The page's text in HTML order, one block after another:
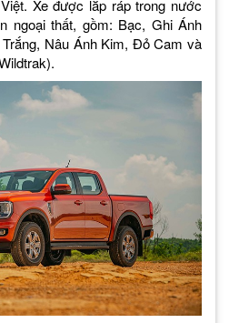
Xe được lắp ráp trong nước
ngoại thất, gồm: Bạc, Ghi Ánh
Nâu Ánh Kim, Đỏ Cam và